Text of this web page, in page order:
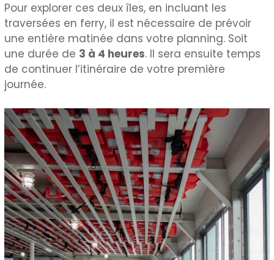
Pour explorer ces deux îles, en incluant les
traversées en ferry, il est nécessaire de prévoir
une entière matinée dans votre planning. Soit
une durée de 3 à 4 heures. Il sera ensuite temps
de continuer l’itinéraire de votre première
journée.